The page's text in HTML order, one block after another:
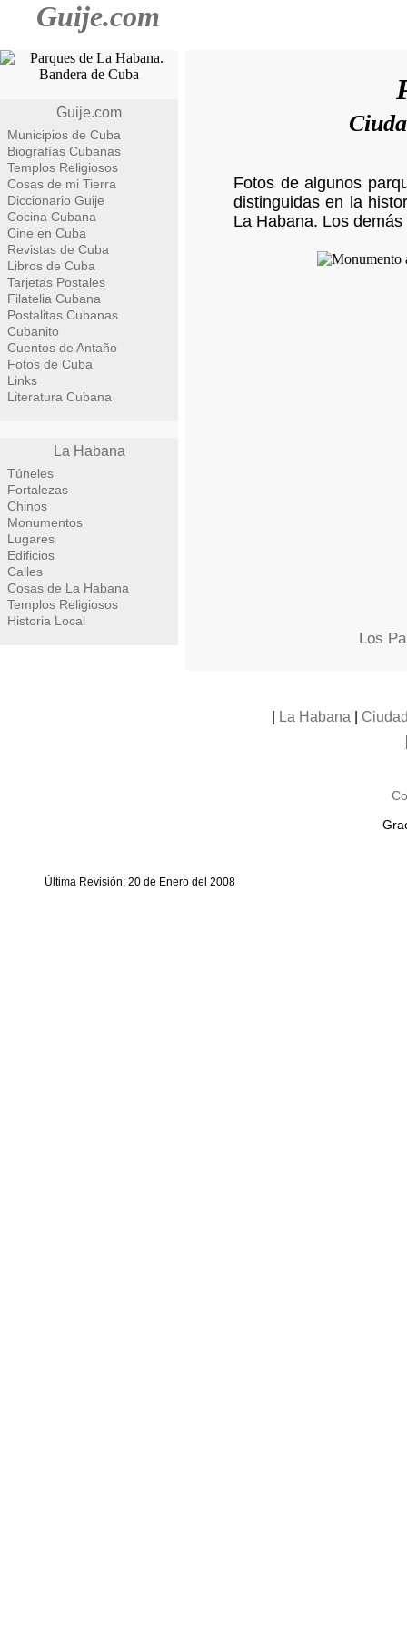
Guije.com
Guije.com
Municipios de Cuba
Biografías Cubanas
Templos Religiosos
Cosas de mi Tierra
Diccionario Guije
Cocina Cubana
Cine en Cuba
Revistas de Cuba
Libros de Cuba
Tarjetas Postales
Filatelia Cubana
Postalitas Cubanas
Cubanito
Cuentos de Antaño
Fotos de Cuba
Links
Literatura Cubana
La Habana
Túneles
Fortalezas
Chinos
Monumentos
Lugares
Edificios
Calles
Cosas de La Habana
Templos Religiosos
Historia Local
Fotos de algunos
distinguidas en la
La Habana. Los
Los
La Habana
Última Revisión: 20 de Enero del 2008